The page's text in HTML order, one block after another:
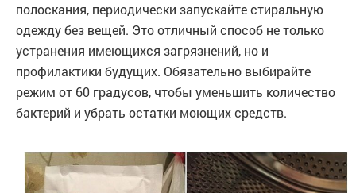
полоскания, периодически запускайте стиральную
одежду без вещей. Это отличный способ не только
устранения имеющихся загрязнений, но и
профилактики будущих. Обязательно выбирайте
режим от 60 градусов, чтобы уменьшить количество
бактерий и убрать остатки моющих средств.